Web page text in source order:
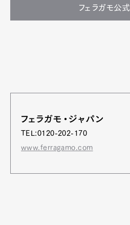
フェラガモ公
フェラガモ・ジャパン
TEL:0120-202-170
www.ferragamo.com